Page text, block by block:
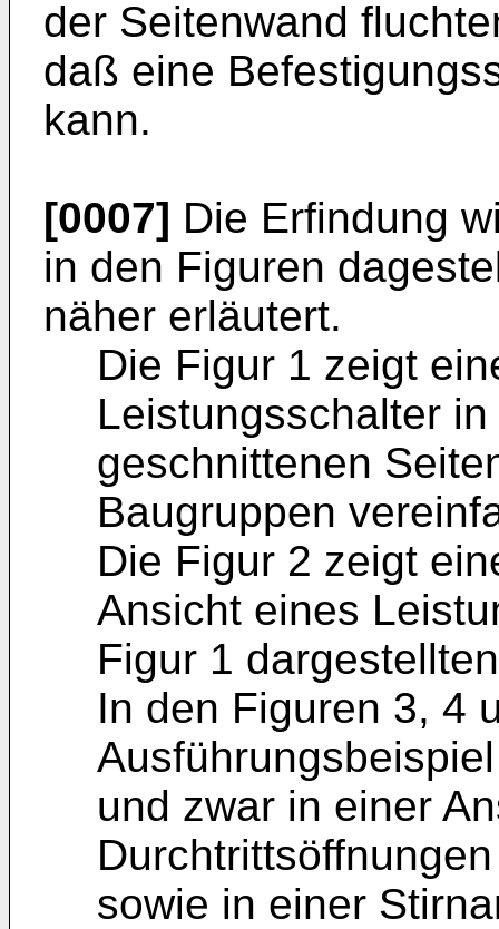
der Seitenwand
daß eine
kann.
[0007] Die Erfindung
in den Figuren
näher erläutert.
Die Figur 1 zeigt
Leistungsschalter
geschnittenen
Baugruppen
Die Figur 2 zeigt
Ansicht eines
Figur 1
In den Figuren 3, 4
und zwar in einer
sowie in einer